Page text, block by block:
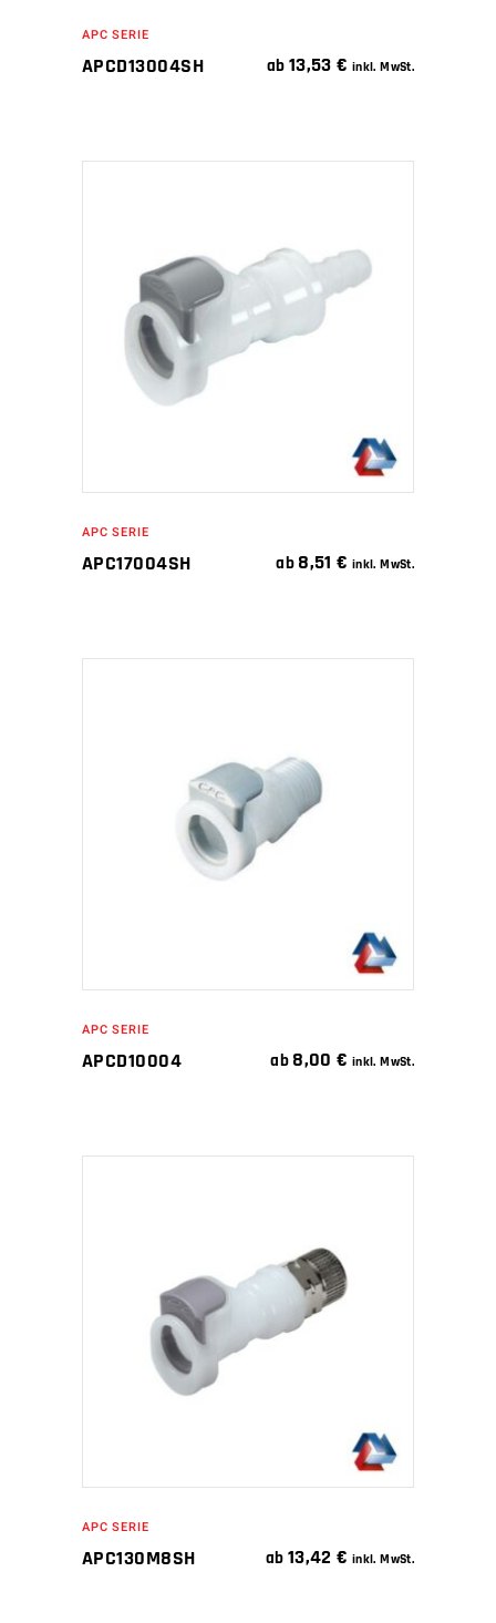
APC SERIE
APCD13004SH ab 13,53€ inkl. MwSt.
IN DEN WARENKORB
APC SERIE
APC17004SH ab 8,51€ inkl. MwSt.
IN DEN WARENKORB
APC SERIE
APCD10004 ab 8,00€ inkl. MwSt.
IN DEN WARENKORB
APC SERIE
APC130M8SH ab 13,42€ inkl. MwSt.